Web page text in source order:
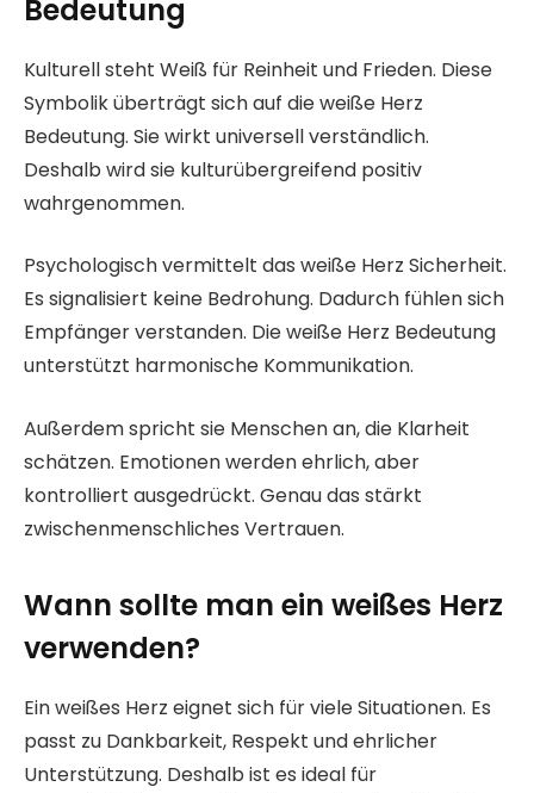
Bedeutung
Kulturell steht Weiß für Reinheit und Frieden. Diese
Symbolik überträgt sich auf die weiße Herz
Bedeutung. Sie wirkt universell verständlich.
Deshalb wird sie kulturübergreifend positiv
wahrgenommen.
Psychologisch vermittelt das weiße Herz Sicherheit.
Es signalisiert keine Bedrohung. Dadurch fühlen sich
Empfänger verstanden. Die weiße Herz Bedeutung
unterstützt harmonische Kommunikation.
Außerdem spricht sie Menschen an, die Klarheit
schätzen. Emotionen werden ehrlich, aber
kontrolliert ausgedrückt. Genau das stärkt
zwischenmenschliches Vertrauen.
Wann sollte man ein weißes Herz
verwenden?
Ein weißes Herz eignet sich für viele Situationen. Es
passt zu Dankbarkeit, Respekt und ehrlicher
Unterstützung. Deshalb ist es ideal für